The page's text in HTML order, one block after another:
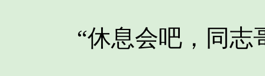
“休息会吧，同志